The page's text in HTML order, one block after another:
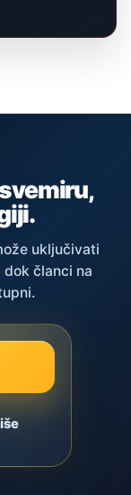
uključivati
članci na